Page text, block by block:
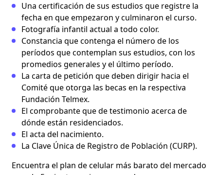
Una certificación de sus estudios que registre la
fecha en que empezaron y culminaron el curso.
Fotografía infantil actual a todo color.
Constancia que contenga el número de los
períodos que contemplan sus estudios, con los
promedios generales y el último período.
La carta de petición que deben dirigir hacia el
Comité que otorga las becas en la respectiva
Fundación Telmex.
El comprobante que de testimonio acerca de
dónde están residenciados.
El acta del nacimiento.
La Clave Única de Registro de Población (CURP).
Encuentra el plan de celular más barato del mercado